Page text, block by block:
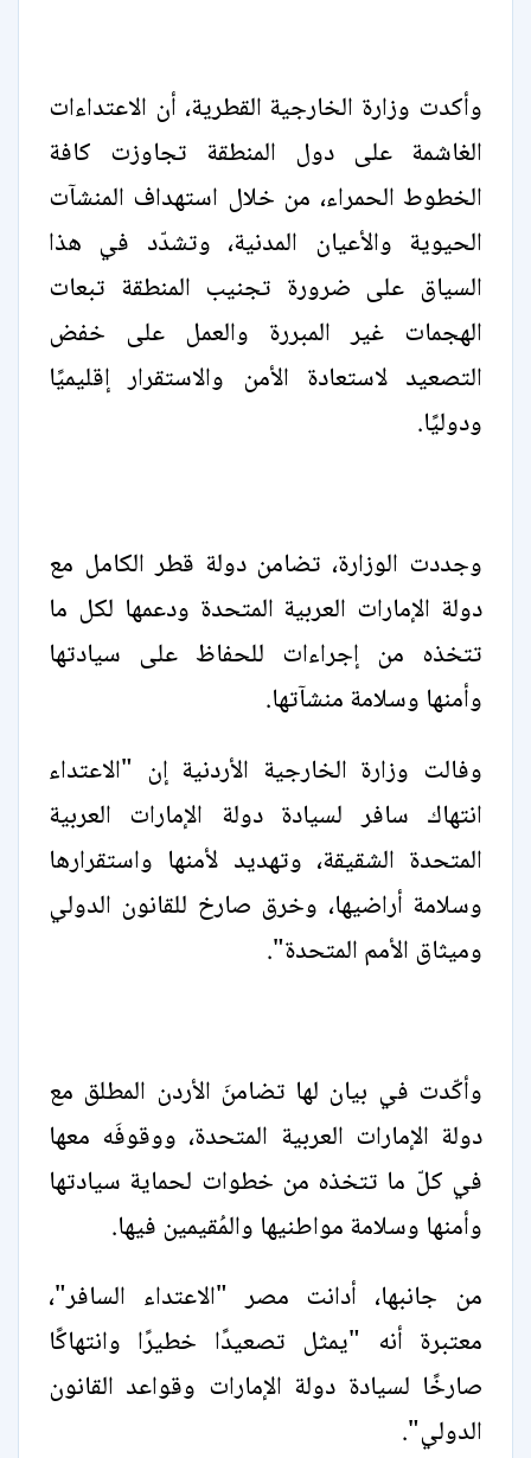
وأكدت وزارة الخارجية القطرية، أن الاعتداءات
الغاشمة على دول المنطقة تجاوزت كافة
الخطوط الحمراء، من خلال استهداف المنشآت
الحيوية والأعيان المدنية، وتشدّد في هذا
السياق على ضرورة تجنيب المنطقة تبعات
الهجمات غير المبررة والعمل على خفض
التصعيد لاستعادة الأمن والاستقرار إقليميًا
ودوليًا.
وجددت الوزارة، تضامن دولة قطر الكامل مع
دولة الإمارات العربية المتحدة ودعمها لكل ما
تتخذه من إجراءات للحفاظ على سيادتها
وأمنها وسلامة منشآتها.
وفالت وزارة الخارجية الأردنية إن "الاعتداء
انتهاك سافر لسيادة دولة الإمارات العربية
المتحدة الشقيقة، وتهديد لأمنها واستقرارها
وسلامة أراضيها، وخرق صارخ للقانون الدولي
وميثاق الأمم المتحدة".
وأكّدت في بيان لها تضامنَ الأردن المطلق مع
دولة الإمارات العربية المتحدة، ووقوفَه معها
في كلّ ما تتخذه من خطوات لحماية سيادتها
وأمنها وسلامة مواطنيها والمُقيمين فيها.
من جانبها، أدانت مصر "الاعتداء السافر"،
معتبرة أنه "يمثل تصعيدًا خطيرًا وانتهاكًا
صارخًا لسيادة دولة الإمارات وقواعد القانون
الدولي".